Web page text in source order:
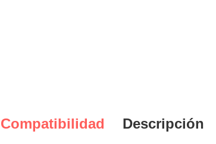
Compatibilidad Descripción